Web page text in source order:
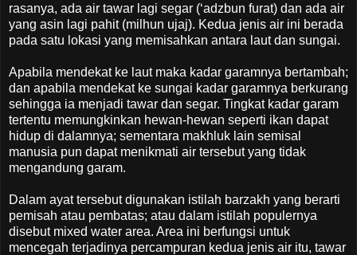
rasanya, ada air tawar lagi segar (‘adzbun furat) dan ada air
yang asin lagi pahit (milhun ujaj). Kedua jenis air ini berada
pada satu lokasi yang memisahkan antara laut dan sungai.
Apabila mendekat ke laut maka kadar garamnya bertambah;
dan apabila mendekat ke sungai kadar garamnya berkurang
sehingga ia menjadi tawar dan segar. Tingkat kadar garam
tertentu memungkinkan hewan-hewan seperti ikan dapat
hidup di dalamnya; sementara makhluk lain semisal
manusia pun dapat menikmati air tersebut yang tidak
mengandung garam.
Dalam ayat tersebut digunakan istilah barzakh yang berarti
pemisah atau pembatas; atau dalam istilah populernya
disebut mixed water area. Area ini berfungsi untuk
mencegah terjadinya percampuran kedua jenis air itu, tawar